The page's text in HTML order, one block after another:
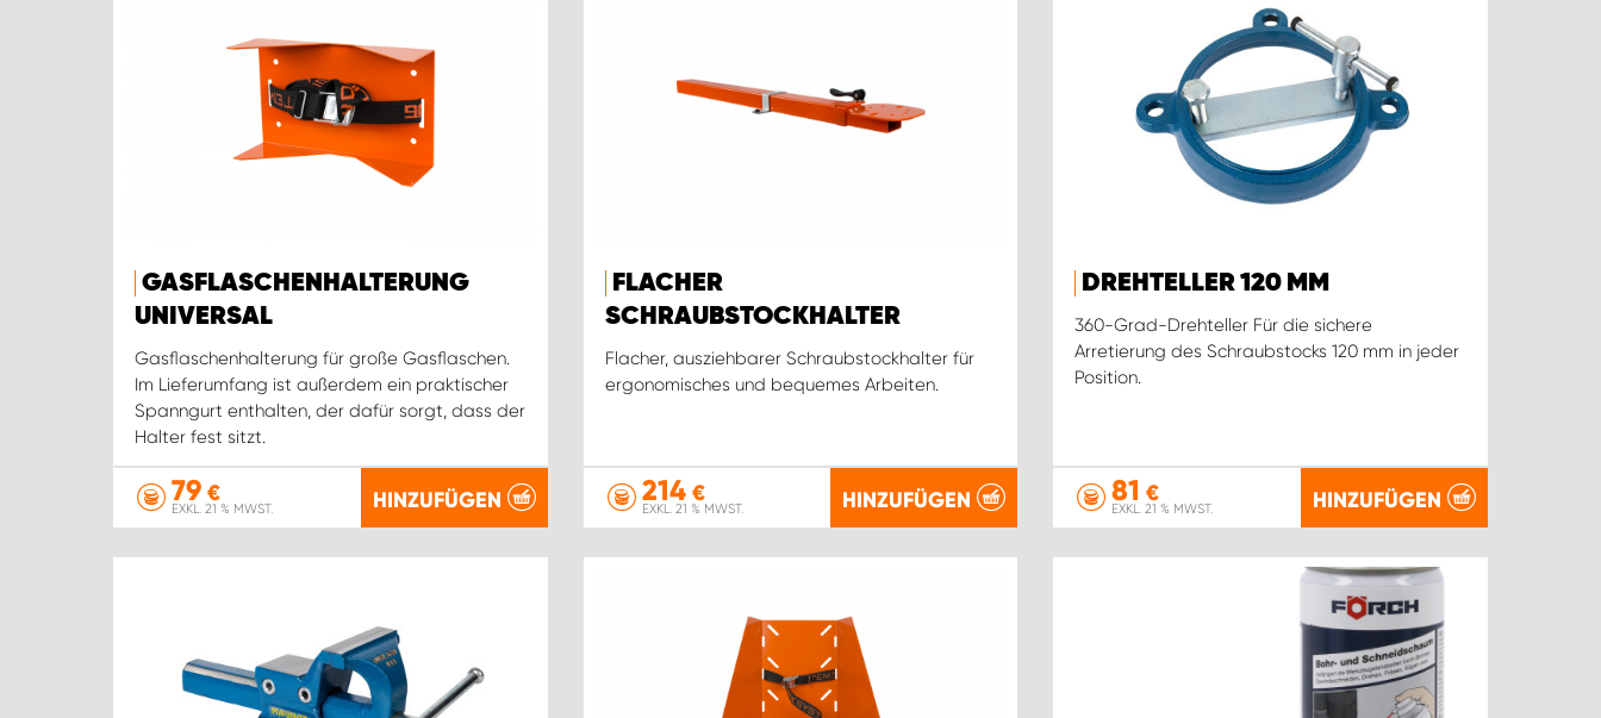
GASFLASCHENHALTERUNG
UNIVERSAL
Gasflaschenhalterung für große Gasflaschen.
Im Lieferumfang ist außerdem ein praktischer
Spanngurt enthalten, der dafür sorgt, dass der
Halter fest sitzt.
79 €
EXKL. 21 % MWST. HINZUFÜGEN
FLACHER
SCHRAUBSTOCKHALTER
Flacher, ausziehbarer Schraubstockhalter für
ergonomisches und bequemes Arbeiten.
214€
EXKL. 21 % MWST. HINZUFÜGEN
DREHTELLER 120 MM
360-Grad-Drehteller Für die sichere
Arretierung des Schraubstocks 120 mm in jeder
Position.
81 €
EXKL. 21 % MWST. HINZUFÜGEN